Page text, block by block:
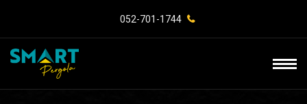
052-701-1744⁩